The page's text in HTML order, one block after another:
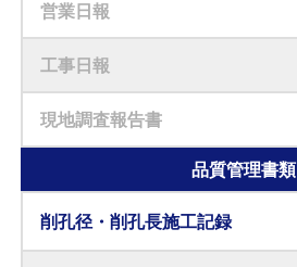
営業日報
工事日報
現地調査報告書
品質管理書類
削孔径・削孔長施工記録